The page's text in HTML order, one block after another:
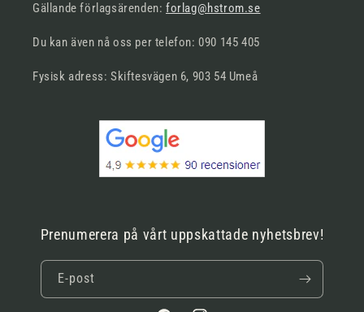
Gällande förlagsärenden:forlag@hstrom.se
Du kan även nå oss per telefon: 090 145 405
Fysisk adress: Skiftesvägen 6, 903 54 Umeå
Prenumerera på vårt uppskattade nyhetsbrev!
E-post